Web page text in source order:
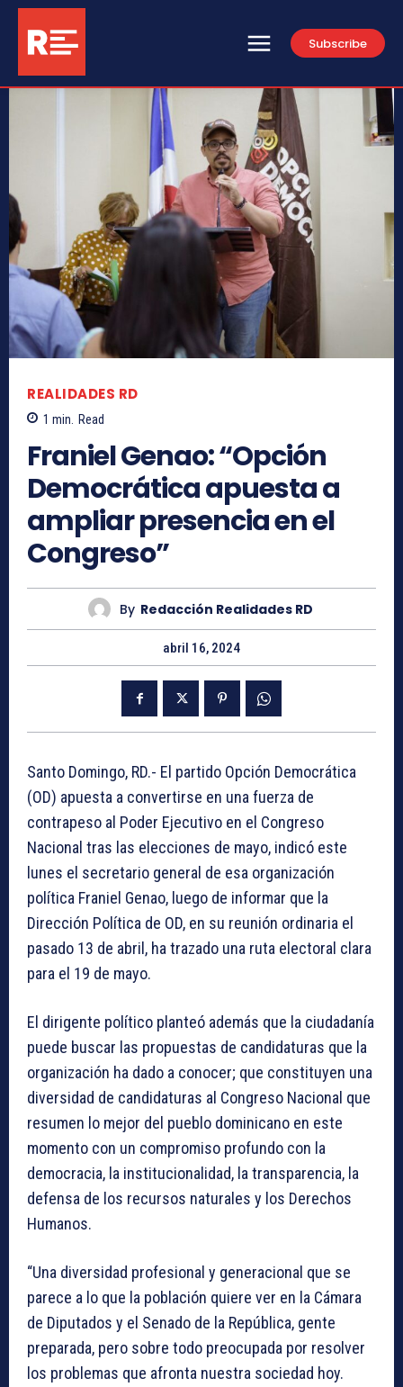
Subscribe
REALIDADES RD
1 min. Read
Franiel Genao: “Opción
Democrática apuesta a
ampliar presencia en el
Congreso”
By Redacción Realidades RD
abril 16, 2024
Santo Domingo, RD.- El partido Opción Democrática
(OD) apuesta a convertirse en una fuerza de
contrapeso al Poder Ejecutivo en el Congreso
Nacional tras las elecciones de mayo, indicó este
lunes el secretario general de esa organización
política Franiel Genao, luego de informar que la
Dirección Política de OD, en su reunión ordinaria el
pasado 13 de abril, ha trazado una ruta electoral clara
para el 19 de mayo.
El dirigente político planteó además que la ciudadanía
puede buscar las propuestas de candidaturas que la
organización ha dado a conocer; que constituyen una
diversidad de candidaturas al Congreso Nacional que
resumen lo mejor del pueblo dominicano en este
momento con un compromiso profundo con la
democracia, la institucionalidad, la transparencia, la
defensa de los recursos naturales y los Derechos
Humanos.
“Una diversidad profesional y generacional que se
parece a lo que la población quiere ver en la Cámara
de Diputados y el Senado de la República, gente
preparada, pero sobre todo preocupada por resolver
los problemas que afronta nuestra sociedad hoy.